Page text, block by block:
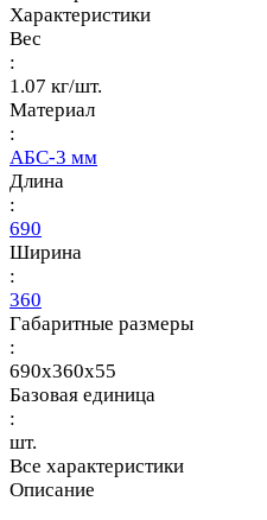
Характеристики
Вес
:
1.07 кг/шт.
Материал
:
АБС-3 мм
Длина
:
690
Ширина
:
360
Габаритные размеры
:
690x360x55
Базовая единица
:
шт.
Все характеристики
Описание